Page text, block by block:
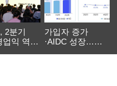
2분기
업익 역대
가입자 증가
·AIDC 성장…